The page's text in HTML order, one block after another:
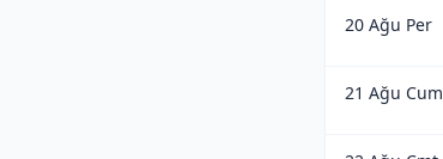
20 Ağu Per
21 Ağu Cum